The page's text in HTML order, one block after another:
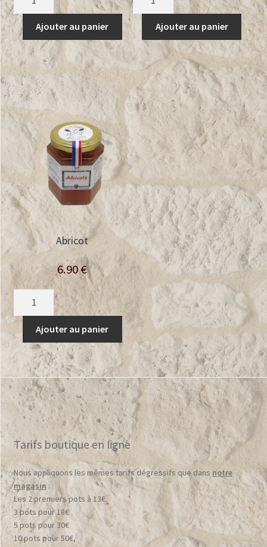
de
Banane
Rhum
Vanille
Ajouter au panier
de
Banane
Rhubarbe
Pointe
Vanille
Ajouter au panier
Abricot
6.90€
AbricotAjouter au panier
Tarifs boutique en ligne
Nous appliquons les mêmes tarifs dégressifs que dans notre
magasin:
Les 2 premiers pots à 13€
3 pots pour 18€
5 pots pour 30€
10 pots pour 50€,